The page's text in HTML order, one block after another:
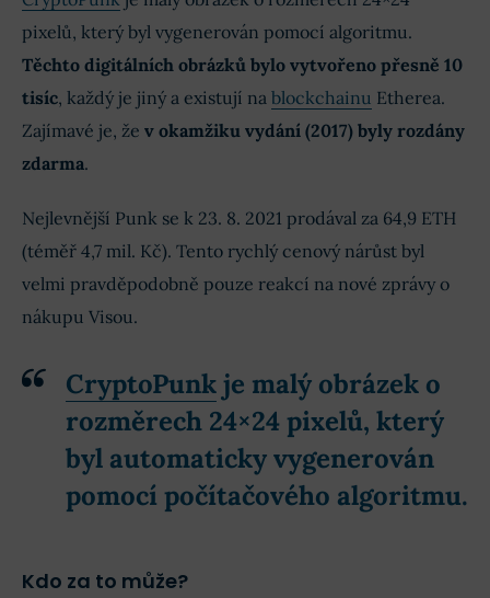
pixelů, který byl vygenerován pomocí algoritmu.
Těchto digitálních obrázků bylo vytvořeno přesně 10
tisíc, každý je jiný a existují na blockchainu Etherea.
Zajímavé je, že v okamžiku vydání (2017) byly rozdány
zdarma.
Nejlevnější Punk se k 23. 8. 2021 prodával za 64,9 ETH
(téměř 4,7 mil. Kč). Tento rychlý cenový nárůst byl
velmi pravděpodobně pouze reakcí na nové zprávy o
nákupu Visou.
CryptoPunkje malý obrázek o
rozměrech 24×24 pixelů, který
byl automaticky vygenerován
pomocí počítačového algoritmu.
Kdo za to může?